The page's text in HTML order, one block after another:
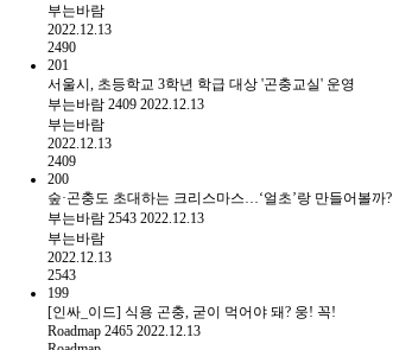
부는바람
2022.12.13
2490
201
서울시, 초등학교 3학년 학급 대상 '곤충교실' 운영
부는바람 2409 2022.12.13
부는바람
2022.12.13
2409
200
숲·곤충도 초대하는 크리스마스…‘얼초’랑 만들어볼까?
부는바람 2543 2022.12.13
부는바람
2022.12.13
2543
199
[인싸_이드] 식용 곤충, 굳이 먹어야 돼? 웅! 꼭!
Roadmap 2465 2022.12.13